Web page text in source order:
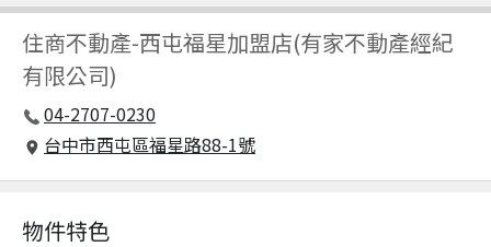
住商不動產-西屯福星加盟店(有家不動產經紀
有限公司)
04-2707-0230
台中市西屯區福星路88-1號
物件特色